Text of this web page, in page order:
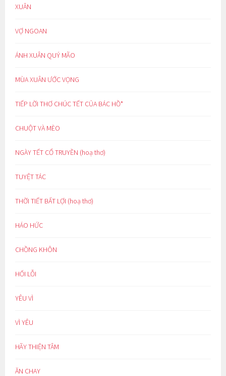
XUÂN
VỢ NGOAN
ÁNH XUÂN QUÝ MÃO
MÙA XUÂN ƯỚC VỌNG
TIẾP LỜI THƠ CHÚC TẾT CỦA BÁC HỒ*
CHUỘT VÀ MÈO
NGÀY TẾT CỔ TRUYỀN (hoạ thơ)
TUYỆT TÁC
THỜI TIẾT BẤT LỢI (hoạ thơ)
HÁO HỨC
CHỒNG KHÔN
HỐI LỖI
YÊU VÌ
VÌ YÊU
HÃY THIỆN TÂM
ĂN CHAY